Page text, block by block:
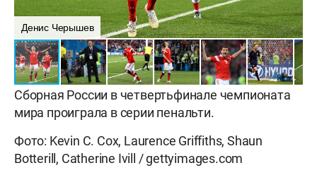
Денис Черышев
Сборная России в четвертьфинале чемпионата
мира проиграла в серии пенальти.
Фото: Kevin C. Cox, Laurence Griffiths, Shaun
Botterill, Catherine Ivill / gettyimages.com